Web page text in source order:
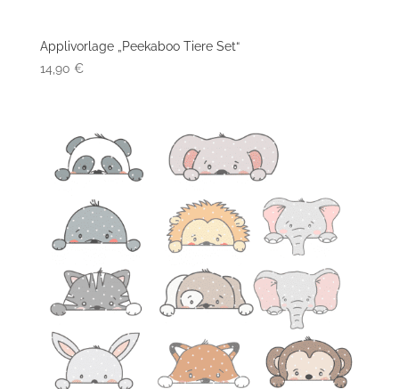
Applivorlage „Peekaboo Tiere Set“
14,90 €